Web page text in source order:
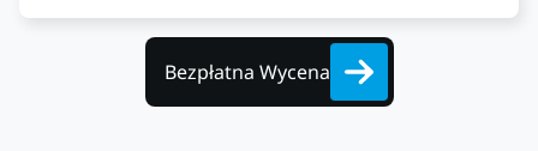
Bezpłatna Wycena